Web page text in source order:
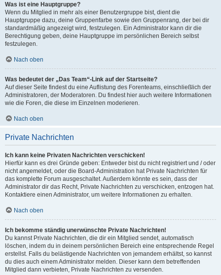
Was ist eine Hauptgruppe?
Wenn du Mitglied in mehr als einer Benutzergruppe bist, dient die
Hauptgruppe dazu, deine Gruppenfarbe sowie den Gruppenrang, der bei dir
standardmäßig angezeigt wird, festzulegen. Ein Administrator kann dir die
Berechtigung geben, deine Hauptgruppe im persönlichen Bereich selbst
festzulegen.
Nach oben
Was bedeutet der „Das Team“-Link auf der Startseite?
Auf dieser Seite findest du eine Auflistung des Forenteams, einschließlich der
Administratoren, der Moderatoren. Du findest hier auch weitere Informationen
wie die Foren, die diese im Einzelnen moderieren.
Nach oben
Private Nachrichten
Ich kann keine Privaten Nachrichten verschicken!
Hierfür kann es drei Gründe geben: Entweder bist du nicht registriert und / oder
nicht angemeldet, oder die Board-Administration hat Private Nachrichten für
das komplette Forum ausgeschaltet. Außerdem könnte es sein, dass der
Administrator dir das Recht, Private Nachrichten zu verschicken, entzogen hat.
Kontaktiere einen Administrator, um weitere Informationen zu erhalten.
Nach oben
Ich bekomme ständig unerwünschte Private Nachrichten!
Du kannst Private Nachrichten, die dir ein Mitglied sendet, automatisch
löschen, indem du in deinem persönlichen Bereich eine entsprechende Regel
erstellst. Falls du belästigende Nachrichten von jemandem erhältst, so kannst
du dies auch einem Administrator melden. Dieser kann dem betreffenden
Mitglied dann verbieten, Private Nachrichten zu versenden.